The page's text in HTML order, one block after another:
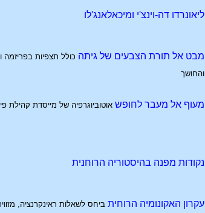
ליאונרדו דה-וינצ'י ומיכאלאנג'לו
מבט אל תורת הצבעים של גיתה כולל תצפיות בפריזמה
והחושך
מעוף אל מעבר לחופש אוטוביוגרפיה של מייסדת קהילת
נקודות מפנה בהיסטוריה הרוחנית
עקרון האקונומיה הרוחית ביחס לשאלות ראינקרנציה,